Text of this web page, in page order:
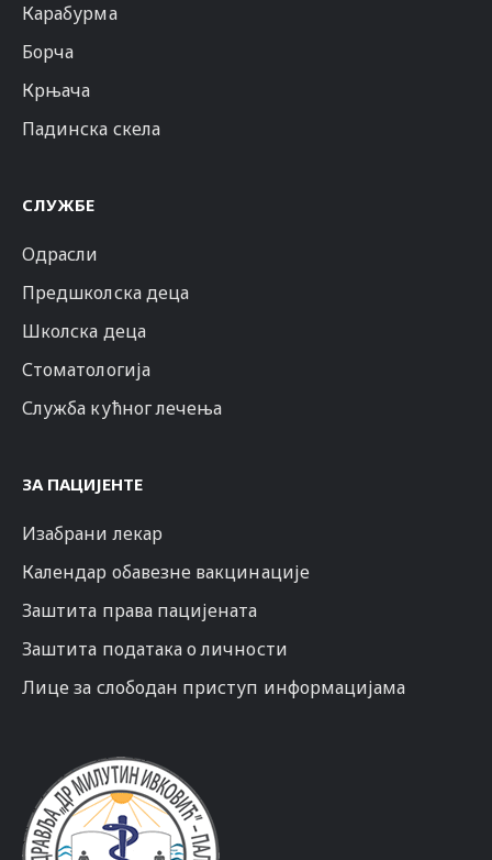
Карабурма
Борча
Крњача
Падинска скела
СЛУЖБЕ
Одрасли
Предшколска деца
Школска деца
Стоматологија
Служба кућног лечења
ЗА ПАЦИЈЕНТЕ
Изабрани лекар
Календар обавезне вакцинације
Заштита права пацијената
Заштита података о личности
Лице за слободан приступ информацијама